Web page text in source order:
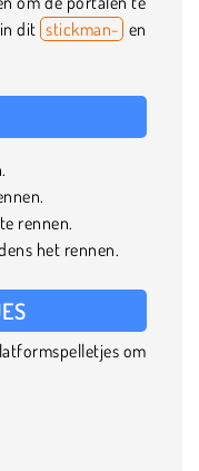
in dit stickman- en
rennen.
het rennen.
om